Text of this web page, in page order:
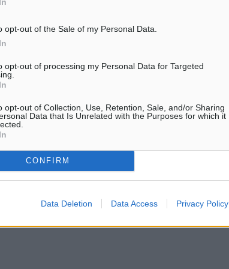
opt-out of the Sale of my Personal Data.
opt-out of processing my Personal Data for Targeted
opt-out of Collection, Use, Retention, Sale, and/or Sharing
Data that Is Unrelated with the Purposes for which it
CONFIRM
Data Deletion Data Access Privacy Policy
για να πάρει
γιατί ενημερώνονται
ποιο είναι το κακό
Ανέφερε μάλιστα ότι
στο στάδιο της
άνθρωπος έκανε ‘το
είναι το κακό
βρίσκεται στο εσώρουχό
την Νίκη, τον Βίκτωρα